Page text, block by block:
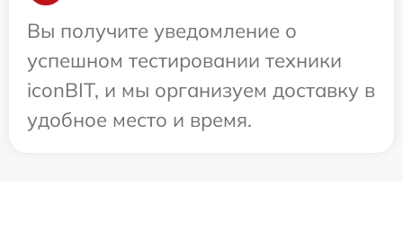
Вы получите уведомление о
успешном тестировании техники
iconBIT, и мы организуем доставку в
удобное место и время.